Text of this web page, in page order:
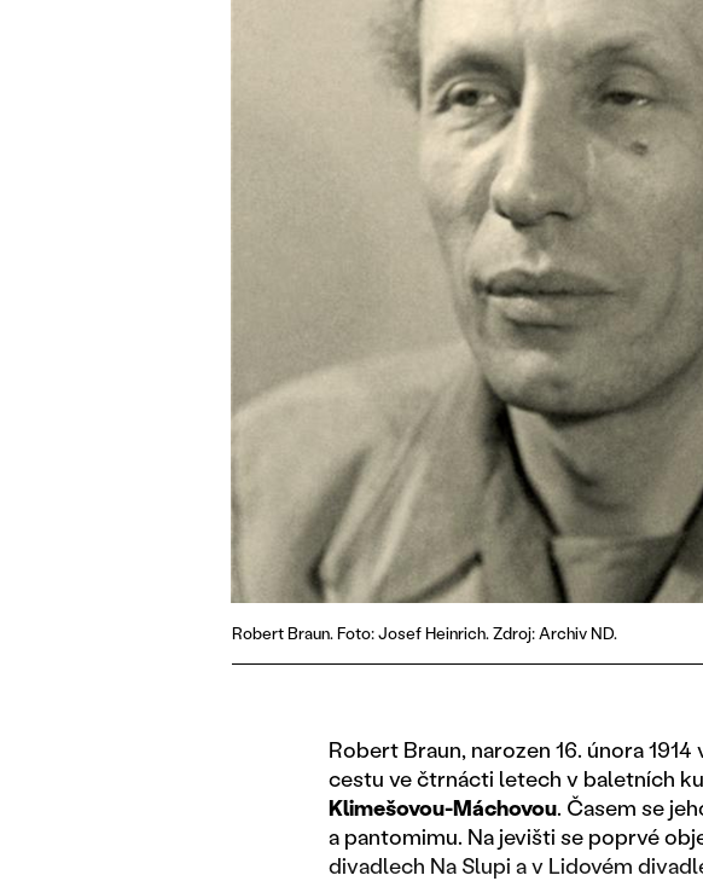
Robert Braun. Foto: Josef Heinrich. Zdroj: Archiv ND.
Robert Braun, narozen 16. února
cestu ve čtrnácti letech v baletních
Klimešovou-Máchovou. Časem se
a pantomimu. Na jevišti se poprvé
divadlech Na Slupi a v Lidovém